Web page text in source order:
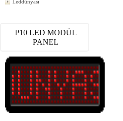
Leddünyası
P10 LED MODÜL
PANEL